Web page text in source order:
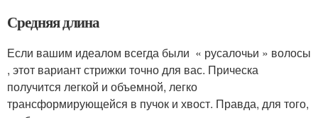
Средняя длина
Если вашим идеалом всегда были « русалочьи » волосы
, этот вариант стрижки точно для вас. Прическа
получится легкой и объемной, легко
трансформирующейся в пучок и хвост. Правда, для того,